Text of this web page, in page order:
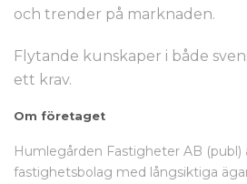
och trender på marknaden.
Flytande kunskaper i både
ett krav.
Om företaget
Humlegården Fastigheter AB
fastighetsbolag med långsiktiga